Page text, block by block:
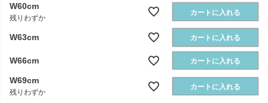
W60cm
残りわずか
カートに入れる
W63cm カートに入れる
W66cm カートに入れる
W69cm
残りわずか
カートに入れる